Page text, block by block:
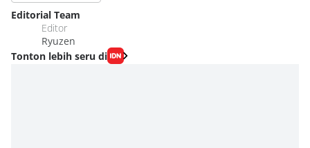
Editorial Team
Editor
Ryuzen
Tonton lebih seru di